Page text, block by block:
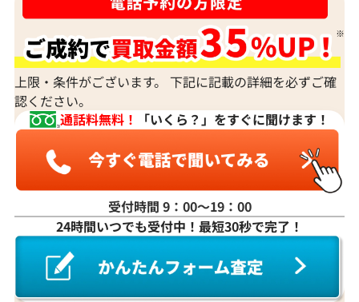
上限・条件がございます。 下記に記載の詳細を必ずご確
認ください。
通話料無料！
「いくら？」をすぐに聞けます！
受付時間 9：00〜19：00
24時間いつでも受付中！最短30秒で完了！